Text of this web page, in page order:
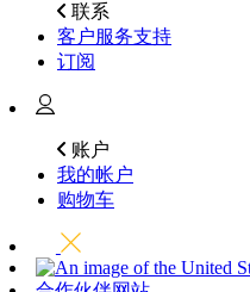
联系
客户服务支持
订阅
账户
我的帐户
购物车